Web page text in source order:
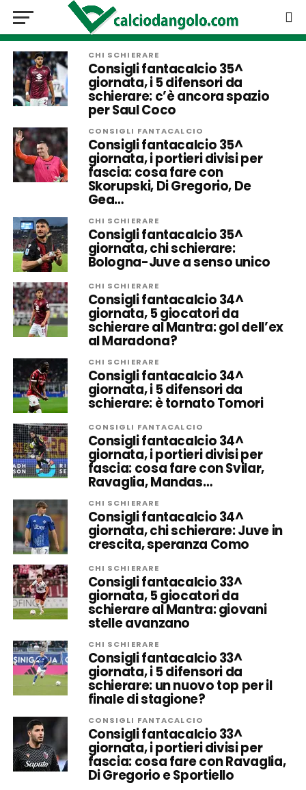
CHI SCHIERARE
Consigli fantacalcio 35^
giornata, i 5 difensori da
schierare: c’è ancora spazio
per Saul Coco
CONSIGLI FANTACALCIO
Consigli fantacalcio 35^
giornata, i portieri divisi per
fascia: cosa fare con
Skorupski, Di Gregorio, De
Gea…
CHI SCHIERARE
Consigli fantacalcio 35^
giornata, chi schierare:
Bologna-Juve a senso unico
CHI SCHIERARE
Consigli fantacalcio 34^
giornata, 5 giocatori da
schierare al Mantra: gol dell’ex
al Maradona?
CHI SCHIERARE
Consigli fantacalcio 34^
giornata, i 5 difensori da
schierare: è tornato Tomori
CONSIGLI FANTACALCIO
Consigli fantacalcio 34^
giornata, i portieri divisi per
fascia: cosa fare con Svilar,
Ravaglia, Mandas…
CHI SCHIERARE
Consigli fantacalcio 34^
giornata, chi schierare: Juve in
crescita, speranza Como
CHI SCHIERARE
Consigli fantacalcio 33^
giornata, 5 giocatori da
schierare al Mantra: giovani
stelle avanzano
CHI SCHIERARE
Consigli fantacalcio 33^
giornata, i 5 difensori da
schierare: un nuovo top per il
finale di stagione?
CONSIGLI FANTACALCIO
Consigli fantacalcio 33^
giornata, i portieri divisi per
fascia: cosa fare con Ravaglia,
Di Gregorio e Sportiello